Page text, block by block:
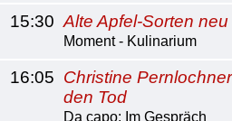
15:30 Alte Apfel-Sorten
Moment - Kulinarium
16:05 Christine
den Tod
Da capo: Im Gespräch